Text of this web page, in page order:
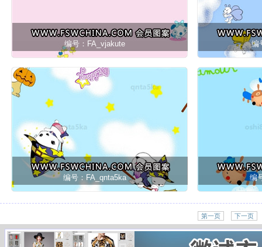
编号：FA_vjakute 编
编号：FA_qnta5ka 编
第一页 下一页